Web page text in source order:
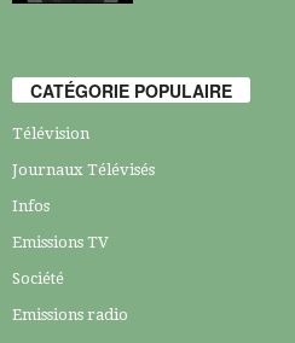
CATÉGORIE POPULAIRE
Télévision
Journaux Télévisés
Infos
Emissions TV
Société
Emissions radio